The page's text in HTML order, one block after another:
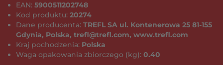
EAN: 5900511202748
Kod produktu: 20274
Dane producenta: TREFL SA ul. Kontenerowa 25 81-155
Gdynia, Polska, trefl@trefl.com, www.trefl.com
Kraj pochodzenia: Polska
Waga opakowania zbiorczego (kg): 0.40